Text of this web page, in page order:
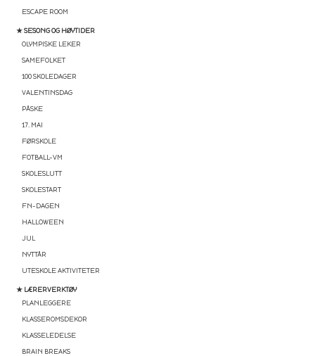
ESCAPE ROOM
★ SESONG OG HØYTIDER
OLYMPISKE LEKER
SAMEFOLKET
100 SKOLEDAGER
VALENTINSDAG
PÅSKE
17. MAI
FØRSKOLE
FOTBALL-VM
SKOLESLUTT
SKOLESTART
FN-DAGEN
HALLOWEEN
JUL
NYTTÅR
UTESKOLE AKTIVITETER
★ LÆRERVERKTØY
PLANLEGGERE
KLASSEROMSDEKOR
KLASSELEDELSE
BRAIN BREAKS